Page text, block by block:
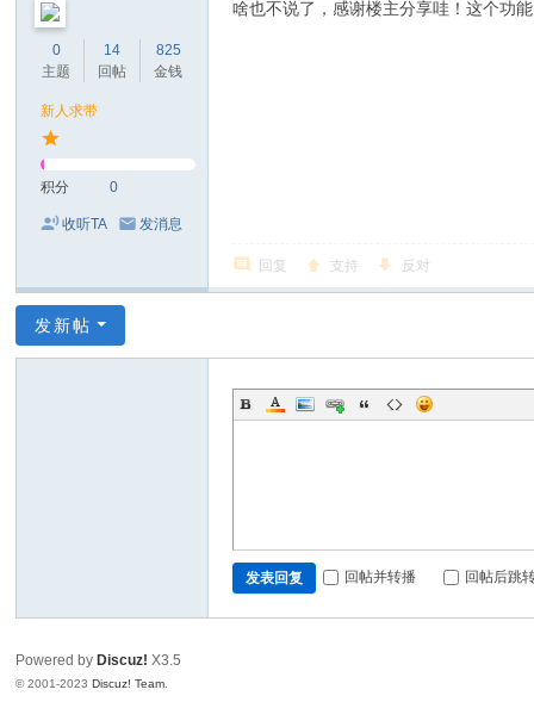
0
主题
14
回帖
825
金钱
新人求带
积分 0
收听TA 发消息
啥也不说了，感谢楼主分享哇！这个功
回复 支持 反对
发新帖
发表回复 回帖并转播 回帖后跳
Powered by Discuz! X3.5
© 2001-2023Discuz! Team